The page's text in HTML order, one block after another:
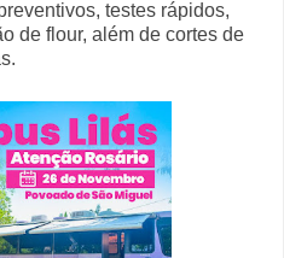
testes rápidos,
de flour, além de cortes de